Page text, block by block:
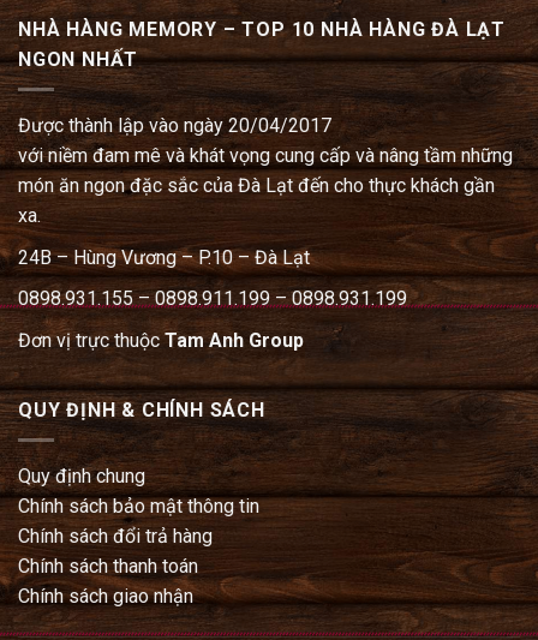
NHÀ HÀNG MEMORY – TOP 10 NHÀ HÀNG ĐÀ LẠT
NGON NHẤT
Được thành lập vào ngày 20/04/2017
với niềm đam mê và khát vọng cung cấp và nâng tầm những
món ăn ngon đặc sắc của Đà Lạt đến cho thực khách gần
xa.
24B – Hùng Vương – P.10 – Đà Lạt
0898.931.155 – 0898.911.199 – 0898.931.199
Đơn vị trực thuộcTam Anh Group
QUY ĐỊNH & CHÍNH SÁCH
Quy định chung
Chính sách bảo mật thông tin
Chính sách đổi trả hàng
Chính sách thanh toán
Chính sách giao nhận